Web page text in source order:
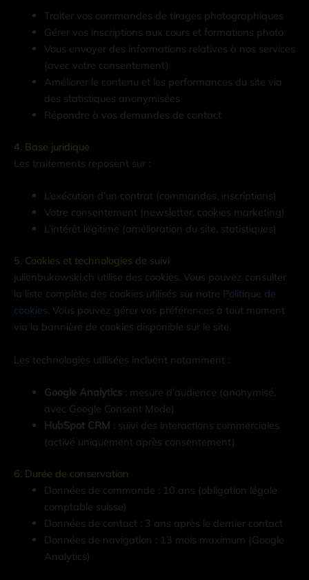
Traiter vos commandes de tirages photographiques
Gérer vos inscriptions aux cours et formations photo
Vous envoyer des informations relatives à nos services
(avec votre consentement)
Améliorer le contenu et les performances du site via
des statistiques anonymisées
Répondre à vos demandes de contact
4. Base juridique
Les traitements reposent sur :
L’exécution d’un contrat (commandes, inscriptions)
Votre consentement (newsletter, cookies marketing)
L’intérêt légitime (amélioration du site, statistiques)
5. Cookies et technologies de suivi
julienbukowski.ch utilise des cookies. Vous pouvez consulter
la liste complète des cookies utilisés sur notre Politique de
cookies. Vous pouvez gérer vos préférences à tout moment
via la bannière de cookies disponible sur le site.
Les technologies utilisées incluent notamment :
Google Analytics: mesure d’audience (anonymisé,
avec Google Consent Mode)
HubSpot CRM : suivi des interactions commerciales
(activé uniquement après consentement)
6. Durée de conservation
Données de commande : 10 ans (obligation légale
comptable suisse)
Données de contact : 3 ans après le dernier contact
Données de navigation : 13 mois maximum (Google
Analytics)